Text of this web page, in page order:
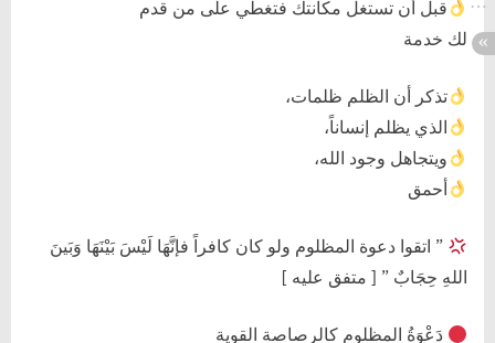
قبل أن تستغل مكانتك فتغطي على من قدم
لك خدمة
تذكر أن الظلم ظلمات،
الذي يظلم إنساناً،
ويتجاهل وجود الله،
أحمق
” اتقوا دعوة المظلوم ولو كان كافراً فإنَّهَا لَيْسَ بَيْنَهَا وَبَينَ
اللهِ حِجَابٌ ” [ متفق عليه ]
دَعْوَةُ المظلوم كالرصاصة القوية